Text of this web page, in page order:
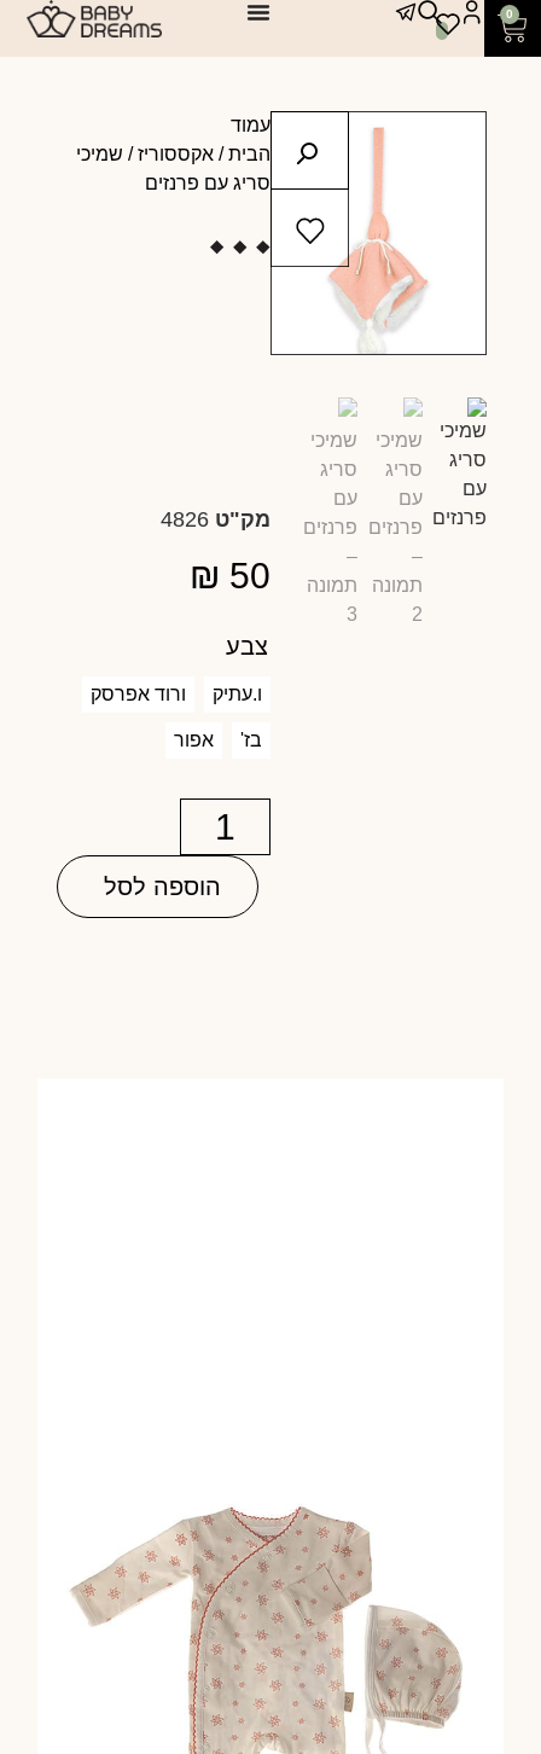
0
עמוד
הבית/ אקססוריז/ שמיכי
סריג עם פרנזים
מק"ט 4826
₪ 50
צבע
ו.עתיק ורוד אפרסק
בז' אפור
הוספה לסל